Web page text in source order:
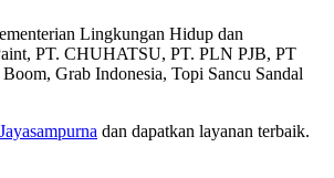
Lingkungan Hidup dan
PT. CHUHATSU, PT. PLN PJB, PT
Grab Indonesia, Topi Sancu Sandal
dan dapatkan layanan terbaik.